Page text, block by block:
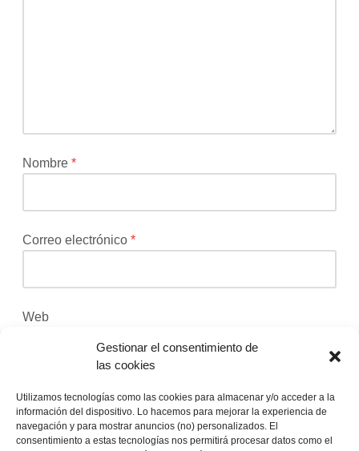
Gestionar el consentimiento de
las cookies
Utilizamos tecnologías como las cookies para almacenar y/o acceder a la
información del dispositivo. Lo hacemos para mejorar la experiencia de
navegación y para mostrar anuncios (no) personalizados. El
consentimiento a estas tecnologías nos permitirá procesar datos como el
están
Nombre*
Correo electrónico*
Web
Recibir un correo electrónico con los siguientes
comentarios a esta entrada.